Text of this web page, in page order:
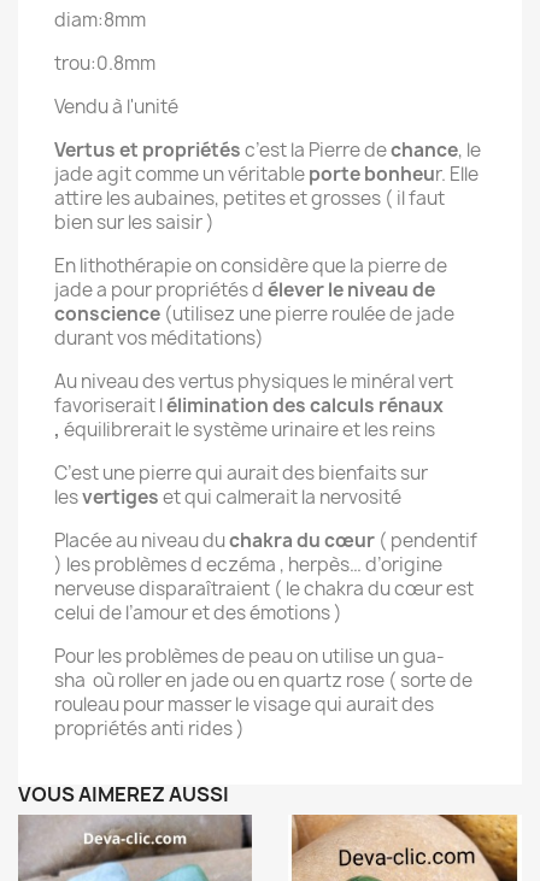
diam:8mm
trou:0.8mm
Vendu à l'unité
Vertus et propriétésc’est la Pierre dechance, le
jade agit comme un véritableporte bonheur. Elle
attire les aubaines, petites et grosses ( il faut
bien sur les saisir )
En lithothérapie on considère que la pierre de
jade a pour propriétés délever le niveau de
conscience (utilisez une pierre roulée de jade
durant vos méditations)
Au niveau des vertus physiques le minéral vert
favoriserait lélimination des calculs rénaux
, équilibrerait le système urinaire et les reins
C’est une pierre qui aurait des bienfaits sur
lesvertigeset qui calmerait la nervosité
Placée au niveau duchakra du cœur ( pendentif
) les problèmes d eczéma , herpès… d’origine
nerveuse disparaîtraient ( le chakra du cœur est
celui de l’amour et des émotions )
Pour les problèmes de peau on utilise un gua-
sha où roller en jade ou en quartz rose ( sorte de
rouleau pour masser le visage qui aurait des
propriétés anti rides )
VOUS AIMEREZ AUSSI